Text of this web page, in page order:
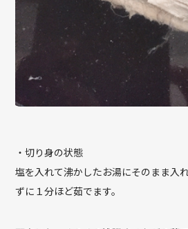
・切り身の状態
塩を入れて沸かしたお湯にそのまま入
ずに１分ほど茹でます。